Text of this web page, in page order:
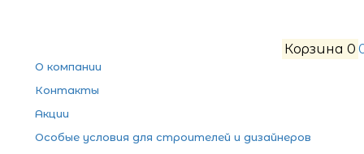
Корзина 0
О компании
Контакты
Акции
Особые условия для строителей и дизайнеров